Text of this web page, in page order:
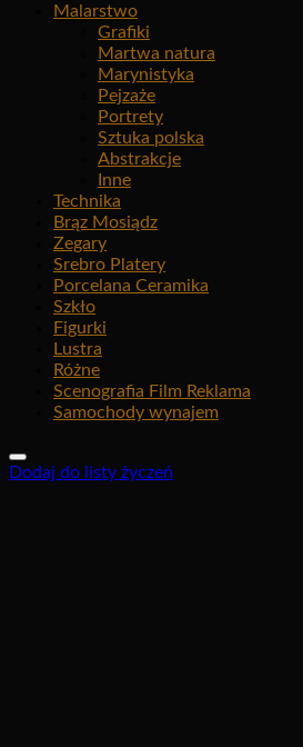
Malarstwo
Grafiki
Martwa natura
Marynistyka
Pejzaże
Portrety
Sztuka polska
Abstrakcje
Inne
Technika
Brąz Mosiądz
Zegary
Srebro Platery
Porcelana Ceramika
Szkło
Figurki
Lustra
Różne
Scenografia Film Reklama
Samochody wynajem
Dodaj do listy życzeń